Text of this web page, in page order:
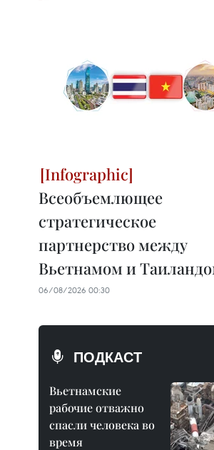
Всеобъемлющее
стратегическое
партнерство между
Вьетнамом и
06/08/2026 00:30
ПОДКАСТ
Вьетнамские
рабочие отважно
спасли человека во
время